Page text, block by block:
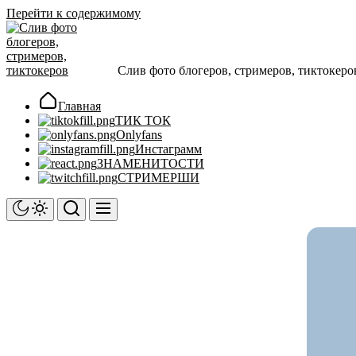
Перейти к содержимому
Слив фото блогеров, стримеров,
Главная
ТИК ТОК
Onlyfans
Инстаграмм
ЗНАМЕНИТОСТИ
СТРИМЕРШИ